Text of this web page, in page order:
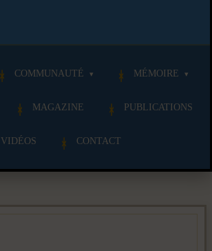
COMMUNAUTÉ MÉMOIRE
MAGAZINE PUBLICATIONS
VIDÉOS CONTACT